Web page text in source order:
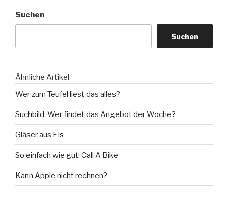
Suchen
Suchen
Ähnliche Artikel
Wer zum Teufel liest das alles?
Suchbild: Wer findet das Angebot der Woche?
Gläser aus Eis
So einfach wie gut: Call A Bike
Kann Apple nicht rechnen?